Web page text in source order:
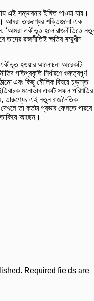
এই সম্ভাবনার ইঙ্গিত পাওয়া যায়।
আমরা তারুণ্যের শক্তিগুলো এক
‘আমরা একীভূত হলে রাজনীতিতে
তাদের রাজনীতিই ক্ষতির সম্মুখীন
একীভূত হওয়ার আলোচনা আরেকটি
গতিপ্রকৃতি নির্ধারণে গুরুত্বপূর্ণ
এবং কিছু মৌলিক বিষয়ে চূড়ান্ত
মনোভাব একটি সফল পরিণতির
তারুণ্যের এই নতুন রাজনৈতিক
তা কতটা প্রভাব ফেলতে পারবে
আছেন।
Required fields are